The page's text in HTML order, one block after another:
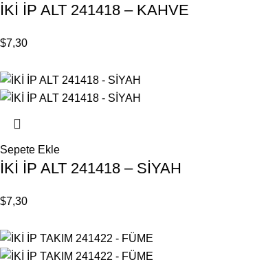
İKİ İP ALT 241418 – KAHVE
$7,30
Sepete Ekle
İKİ İP ALT 241418 – SİYAH
$7,30